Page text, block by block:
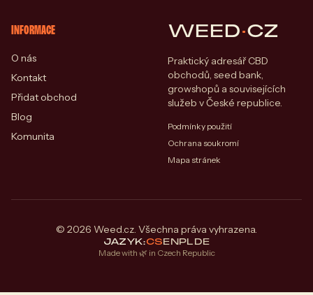
INFORMACE
O nás
Kontakt
Přidat obchod
Blog
Komunita
WEED·CZ
Praktický adresář CBD
obchodů, seed bank,
growshopů a souvisejících
služeb v České republice.
Podmínky použití
Ochrana soukromí
Mapa stránek
© 2026 Weed.cz. Všechna práva vyhrazena.
JAZYK:CSENPLDE
Made with 🌿 in Czech Republic